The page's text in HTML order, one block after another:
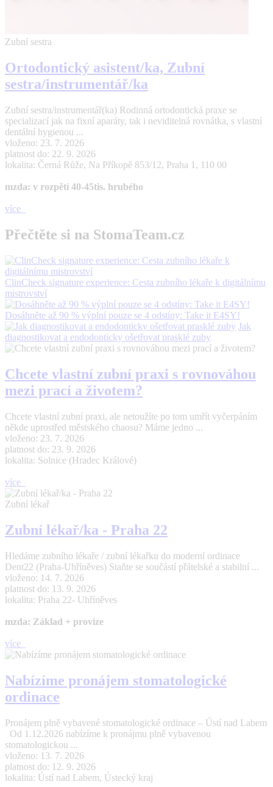
Zubní sestra
Ortodontický asistent/ka, Zubní
sestra/instrumentář/ka
Zubní sestra/instrumentář(ka) Rodinná ortodontická praxe se
specializací jak na fixní aparáty, tak i neviditelná rovnátka, s vlastní
dentální hygienou ...
vloženo: 23. 7. 2026
platnost do: 22. 9. 2026
lokalita: Černá Růže, Na Příkopě 853/12, Praha 1, 110 00
mzda: v rozpětí 40-45tis. hrubého
více
Přečtěte si na StomaTeam.cz
ClinCheck signature experience: Cesta zubního lékaře k digitálnímu
mistrovství
Dosáhněte až 90 % výplní pouze se 4 odstíny: Take it E4SY!
Jak
diagnostikovat a endodonticky ošetřovat prasklé zuby
Chcete vlastní zubní praxi s rovnováhou
mezi prací a životem?
Chcete vlastní zubní praxi, ale netoužíte po tom umřít vyčerpáním
někde uprostřed městského chaosu? Máme jedno ...
vloženo: 23. 7. 2026
platnost do: 23. 9. 2026
lokalita: Solnice (Hradec Králové)
více
Zubní lékař
Zubní lékař/ka - Praha 22
Hledáme zubního lékaře / zubní lékařku do moderní ordinace
Dent22 (Praha-Uhříněves) Staňte se součástí přátelské a stabilní ...
vloženo: 14. 7. 2026
platnost do: 13. 9. 2026
lokalita: Praha 22- Uhříněves
mzda: Základ + provize
více
Nabízíme pronájem stomatologické
ordinace
Pronájem plně vybavené stomatologické ordinace – Ústí nad Labem
Od 1.12.2026 nabízíme k pronájmu plně vybavenou
stomatologickou ...
vloženo: 13. 7. 2026
platnost do: 12. 9. 2026
lokalita: Ústí nad Labem, Ústecký kraj